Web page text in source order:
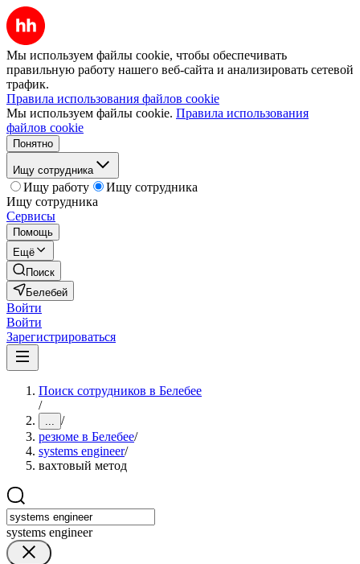
Мы используем файлы cookie, чтобы обеспечивать
правильную работу нашего веб-сайта и анализировать сетевой
трафик.
Правила использования файлов cookie
Мы используем файлы cookie. Правила использования
файлов cookie
Понятно
Ищу сотрудника
Ищу работу
Ищу сотрудника
Ищу сотрудника
Сервисы
Помощь
Ещё
Поиск
Белебей
Войти
Войти
Зарегистрироваться
Поиск сотрудников в Белебее
/
... /
резюме в Белебее/
systems engineer/
вахтовый метод
systems engineer